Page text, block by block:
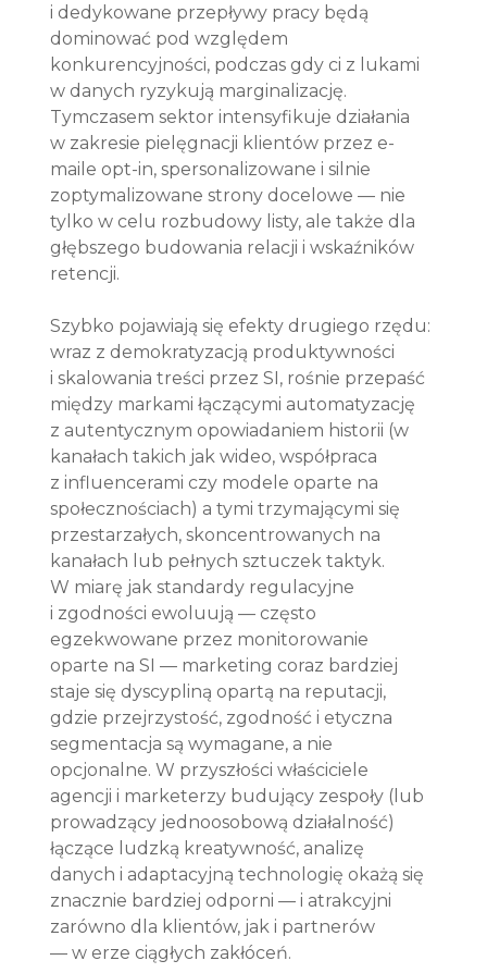
i dedykowane przepływy pracy będą
dominować pod względem
konkurencyjności, podczas gdy ci z lukami
w danych ryzykują marginalizację.
Tymczasem sektor intensyfikuje działania
w zakresie pielęgnacji klientów przez e-
maile opt-in, spersonalizowane i silnie
zoptymalizowane strony docelowe — nie
tylko w celu rozbudowy listy, ale także dla
głębszego budowania relacji i wskaźników
retencji.
Szybko pojawiają się efekty drugiego rzędu:
wraz z demokratyzacją produktywności
i skalowania treści przez SI, rośnie przepaść
między markami łączącymi automatyzację
z autentycznym opowiadaniem historii (w
kanałach takich jak wideo, współpraca
z influencerami czy modele oparte na
społecznościach) a tymi trzymającymi się
przestarzałych, skoncentrowanych na
kanałach lub pełnych sztuczek taktyk.
W miarę jak standardy regulacyjne
i zgodności ewoluują — często
egzekwowane przez monitorowanie
oparte na SI — marketing coraz bardziej
staje się dyscypliną opartą na reputacji,
gdzie przejrzystość, zgodność i etyczna
segmentacja są wymagane, a nie
opcjonalne. W przyszłości właściciele
agencji i marketerzy budujący zespoły (lub
prowadzący jednoosobową działalność)
łączące ludzką kreatywność, analizę
danych i adaptacyjną technologię okażą się
znacznie bardziej odporni — i atrakcyjni
zarówno dla klientów, jak i partnerów
— w erze ciągłych zakłóceń.